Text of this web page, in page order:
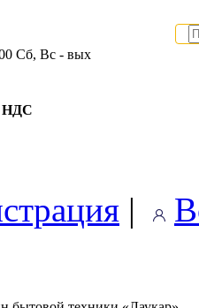
Сб, Вс - вых
НДС
|